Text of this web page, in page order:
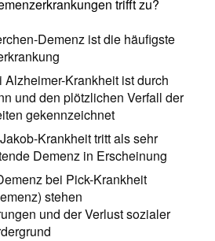
trifft zu?
Demenz ist die häufigste
Krankheit ist durch
und den plötzlichen Verfall der
gekennzeichnet
Krankheit tritt als sehr
Demenz in Erscheinung
bei Pick-Krankheit
stehen
und der Verlust sozialer